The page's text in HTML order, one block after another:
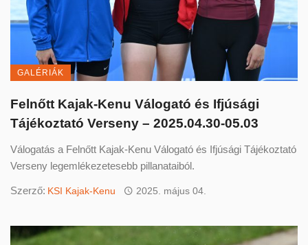
GALÉRIÁK
Felnőtt Kajak-Kenu Válogató és Ifjúsági
Tájékoztató Verseny – 2025.04.30-05.03
Válogatás a Felnőtt Kajak-Kenu Válogató és Ifjúsági Tájékoztató
Verseny legemlékezetesebb pillanataiból.
Szerző: KSI Kajak-Kenu 2025. május 04.